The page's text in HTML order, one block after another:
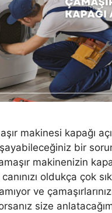
makinesi kapağı
bir
makinenizin
oldukça çok
ve
size